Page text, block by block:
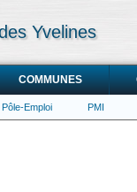
Yvelines
COMMUNES
Pôle-Emploi PMI